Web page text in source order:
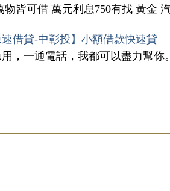
物皆可借 萬元利息750有找 黃金
速借貸-中彰投】小額借款快速貸
，一通電話，我都可以盡力幫你